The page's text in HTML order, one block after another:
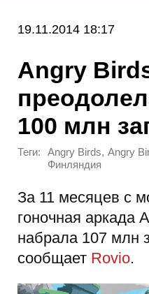
19.11.2014 18:17
Angry
100 млн
Теги: Angry Birds, Angry
Финляндия
За 11 месяцев с
гоночная аркада
набрала 107 млн
сообщает Rovio.